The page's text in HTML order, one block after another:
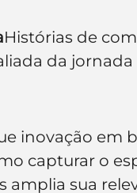
Histórias de
da
inovação em
capturar o
amplia sua